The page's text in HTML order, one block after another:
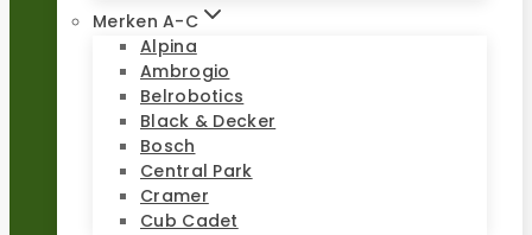
Merken A-C
Alpina
Ambrogio
Belrobotics
Black & Decker
Bosch
Central Park
Cramer
Cub Cadet